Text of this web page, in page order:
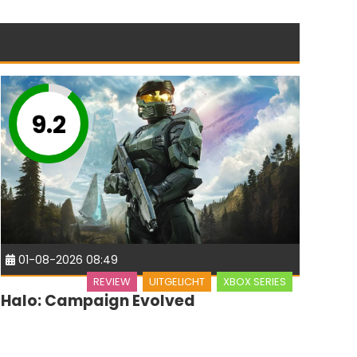
9.2
01-08-2026 08:49
REVIEW UITGELICHT XBOX SERIES
Halo: Campaign Evolved